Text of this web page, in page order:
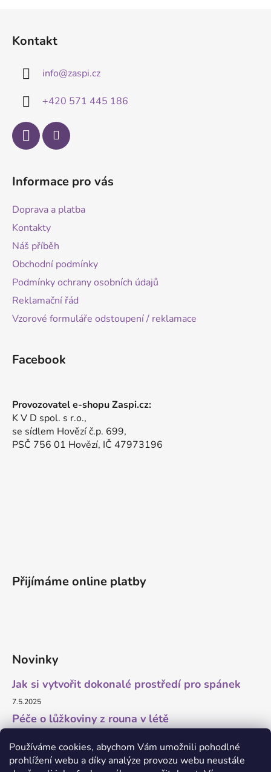
Používáme cookies, abychom Vám umožnili pohodlné
prohlížení webu a díky analýze provozu webu neustále
Kontakt
info@zaspi.cz
+420 571 445 186
Informace pro vás
Doprava a platba
Kontakty
Náš příběh
Obchodní podmínky
Podmínky ochrany osobních údajů
Reklamační řád
Vzorové formuláře odstoupení / reklamace
Facebook
Provozovatel e-shopu Zaspi.cz:
K V D spol. s r.o.,
se sídlem Hovězí č.p. 699,
PSČ 756 01 Hovězí, IČ 47973196
Přijímáme online platby
Novinky
Jak si vytvořit dokonalé prostředí pro spánek
7.5.2025
Péče o lůžkoviny z rouna v létě